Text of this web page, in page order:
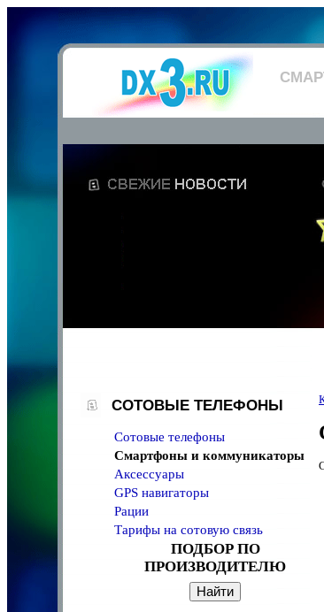
СОТОВЫЕ ТЕЛЕФОНЫ
Сотовые телефоны
Смартфоны и коммуникаторы
Аксессуары
GPS навигаторы
Рации
Тарифы на сотовую связь
ПОДБОР ПО
ПРОИЗВОДИТЕЛЮ